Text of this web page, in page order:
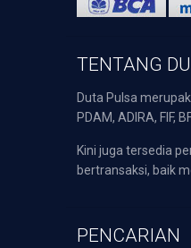
TENTANG
Duta Pulsa
PDAM, ADIRA,
Kini juga tersedia
bertransaksi, baik
PENCARIAN